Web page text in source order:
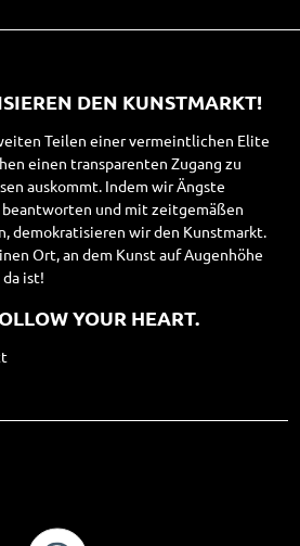
DEN KUNSTMARKT!
Teilen einer vermeintlichen Elite
einen transparenten Zugang zu
auskommt. Indem wir Ängste
beantworten und mit zeitgemäßen
demokratisieren wir den Kunstmarkt.
Ort, an dem Kunst auf Augenhöhe
ist!
YOUR HEART.